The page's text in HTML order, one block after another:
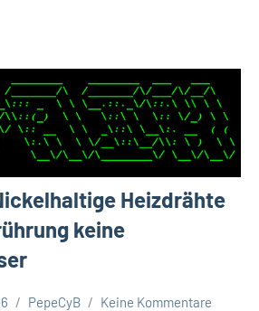
Heizdrähte
keine
PepeCyB Keine Kommentare